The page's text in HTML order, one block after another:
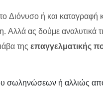
Διόνυσο ή και καταγραφή
ας δούμε αναλυτικά τι
της επαγγελματικής
σωληνώσεων ή αλλιώς